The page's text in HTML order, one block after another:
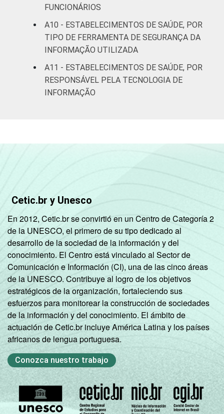
FUNCIONÁRIOS
A10 - ESTABELECIMENTOS DE SAÚDE, POR
TIPO DE FERRAMENTA DE SEGURANÇA DA
INFORMAÇÃO UTILIZADA
A11 - ESTABELECIMENTOS DE SAÚDE, POR
RESPONSÁVEL PELA TECNOLOGIA DE
INFORMAÇÃO
Cetic.br y Unesco
En 2012, Cetic.br se convirtió en un Centro de Categoría 2
de la UNESCO, el primero de su tipo dedicado al
desarrollo de la sociedad de la información y del
conocimiento. El Centro está vinculado al Sector de
Comunicación e Información (CI), una de las cinco áreas
de la UNESCO. Contribuye al logro de los objetivos
estratégicos de la organización, fortaleciendo sus
esfuerzos para monitorear la construcción de sociedades
de la información y del conocimiento. El ámbito de
actuación de Cetic.br incluye América Latina y los países
africanos de lengua portuguesa.
Conozca nuestro trabajo